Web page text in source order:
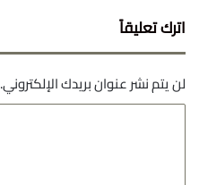
اترك تعليقاً
لن يتم نشر عنوان بريدك الإلكتروني.